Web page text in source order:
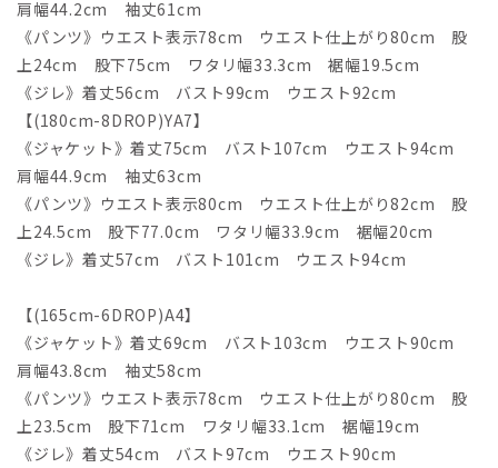
肩幅44.2cm 袖丈61cm
《パンツ》ウエスト表示78cm ウエスト仕上がり80cm 股
上24cm 股下75cm ワタリ幅33.3cm 裾幅19.5cm
《ジレ》着丈56cm バスト99cm ウエスト92cm
【(180cm-8DROP)YA7】
《ジャケット》着丈75cm バスト107cm ウエスト94cm
肩幅44.9cm 袖丈63cm
《パンツ》ウエスト表示80cm ウエスト仕上がり82cm 股
上24.5cm 股下77.0cm ワタリ幅33.9cm 裾幅20cm
《ジレ》着丈57cm バスト101cm ウエスト94cm
【(165cm-6DROP)A4】
《ジャケット》着丈69cm バスト103cm ウエスト90cm
肩幅43.8cm 袖丈58cm
《パンツ》ウエスト表示78cm ウエスト仕上がり80cm 股
上23.5cm 股下71cm ワタリ幅33.1cm 裾幅19cm
《ジレ》着丈54cm バスト97cm ウエスト90cm